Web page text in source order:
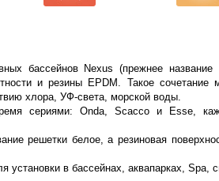
бассейнов Nexus (прежнее
и резины EPDM. Такое сочетание
хлора, УФ-света, морской воды.
сериями: Onda, Scacco и Esse,
решетки белое, а резиновая
установки в бассейнах, аквапарках, Spa,